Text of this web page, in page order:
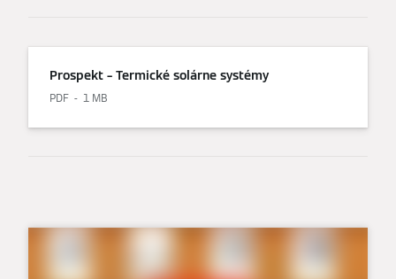
Prospekt – Termické solárne systémy
PDF 1 MB